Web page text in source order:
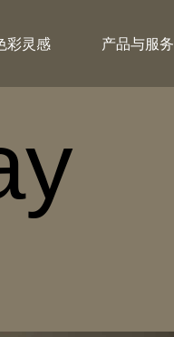
彩灵感 产品与服务